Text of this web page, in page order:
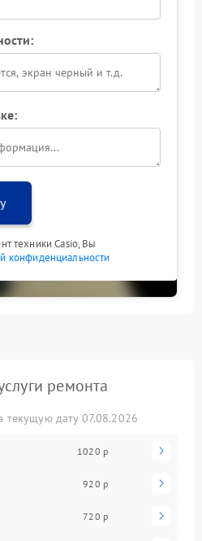
техники Casio, Вы
конфиденциальности
ремонта
текущую дату 07.08.2026
1020 р
920 р
720 р